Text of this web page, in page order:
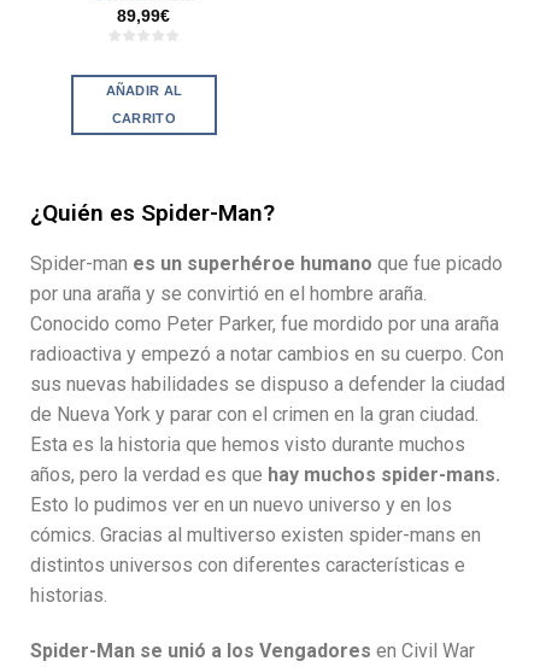
89,99€
AÑADIR AL
CARRITO
¿Quién es Spider-Man?
Spider-man es un superhéroe humano que fue picado
por una araña y se convirtió en el hombre araña.
Conocido como Peter Parker, fue mordido por una araña
radioactiva y empezó a notar cambios en su cuerpo. Con
sus nuevas habilidades se dispuso a defender la ciudad
de Nueva York y parar con el crimen en la gran ciudad.
Esta es la historia que hemos visto durante muchos
años, pero la verdad es que hay muchos spider-mans.
Esto lo pudimos ver en un nuevo universo y en los
cómics. Gracias al multiverso existen spider-mans en
distintos universos con diferentes características e
historias.
Spider-Man se unió a los Vengadores en Civil War